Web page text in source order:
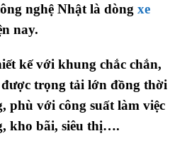
nghệ Nhật là dòng xe
nay.
kế với khung chắc chắn,
trọng tải lớn đồng thời
phù với công suất làm việc
kho bãi, siêu thị….